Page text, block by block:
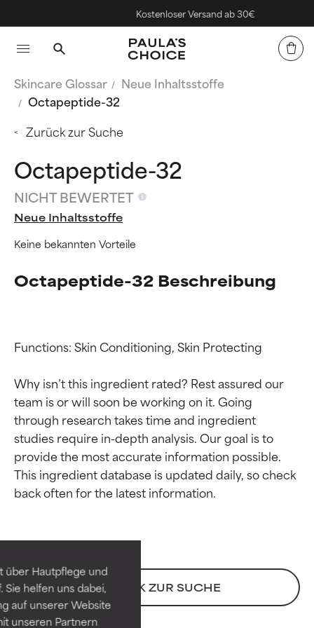
über Hautpflege und
helfen uns dabei,
auf unserer Website
unseren Partnern
Kostenloser Versand ab 30€
Skincare Glossar
Neue Inhaltsstoffe
Octapeptide-32
Zurück zur Suche
Octapeptide-32
NICHT BEWERTET
Neue Inhaltsstoffe
Keine bekannten Vorteile
Octapeptide-32 Beschreibung
Functions: Skin Conditioning, Skin Protecting
Why isn’t this ingredient rated? Rest assured our
team is or will soon be working on it. Going
through research takes time and ingredient
studies require in-depth analysis. Our goal is to
provide the most accurate information possible.
This ingredient database is updated daily, so check
ZURÜCK ZUR SUCHE
Bewertung der
Erwiesen und durch
unabhängige Studien belegt.
Hervorragender Wirkstoff für
die meisten Hauttypen und -
Bewertung der
Erwiesen und durch
unabhängige Studien belegt.
Hervorragender Wirkstoff für
die meisten Hauttypen und -